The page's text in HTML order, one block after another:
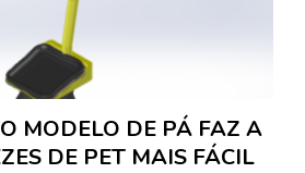
MODELO DE PÁ FAZ A
DE PET MAIS FÁCIL